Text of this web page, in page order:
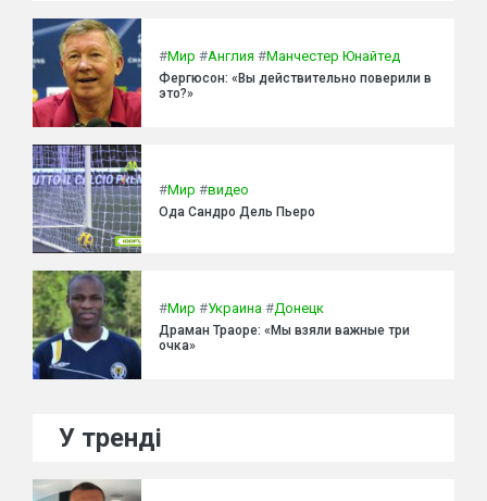
#Мир #Англия #Манчестер Юнайтед
Фергюсон: «Вы действительно поверили в
это?»
#Мир #видео
Ода Сандро Дель Пьеро
#Мир #Украина #Донецк
Драман Траоре: «Мы взяли важные три
очка»
У тренді